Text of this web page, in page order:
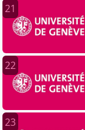
21
22
23